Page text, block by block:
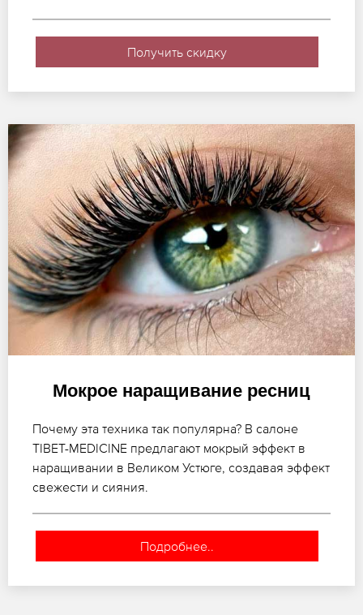
Получить скидку
Мокрое наращивание ресниц
Почему эта техника так популярна? В салоне
TIBET-MEDICINE предлагают мокрый эффект в
наращивании в Великом Устюге, создавая эффект
свежести и сияния.
Подробнее..